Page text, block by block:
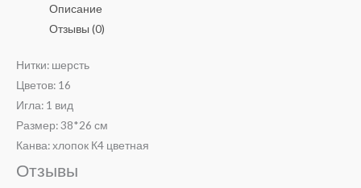
Описание
Отзывы (0)
Нитки: шерсть
Цветов: 16
Игла: 1 вид
Размер: 38*26 см
Канва: хлопок К4 цветная
Отзывы